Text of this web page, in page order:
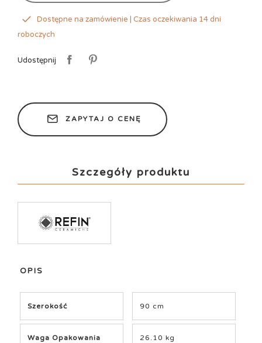
Dostępne na zamówienie | Czas oczekiwania 14 dni
roboczych
Udostępnij
ZAPYTAJ O CENĘ
Szczegóły produktu
OPIS
Szerokość 90 cm
Waga Opakowania 26.10 kg